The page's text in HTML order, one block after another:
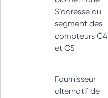
S’adresse au
segment des
compteurs C4
et C5
Fournisseur
alternatif de